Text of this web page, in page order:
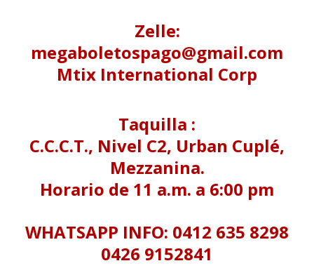
Zelle:
megaboletospago@gmail.com
Mtix International Corp
Taquilla :
C.C.C.T., Nivel C2, Urban Cuplé,
Mezzanina.
Horario de 11 a.m. a 6:00 pm
WHATSAPP INFO: 0412 635 8298
0426 9152841